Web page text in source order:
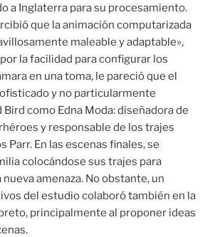
a Inglaterra para su procesamiento.
que la animación computarizada
maleable y adaptable»,
la facilidad para configurar los
en una toma, le pareció que el
y no particularmente
Bird como Edna Moda: diseñadora de
y responsable de los trajes
Parr. En las escenas finales, se
colocándose sus trajes para
amenaza. No obstante, un
del estudio colaboró también en la
principalmente al proponer ideas